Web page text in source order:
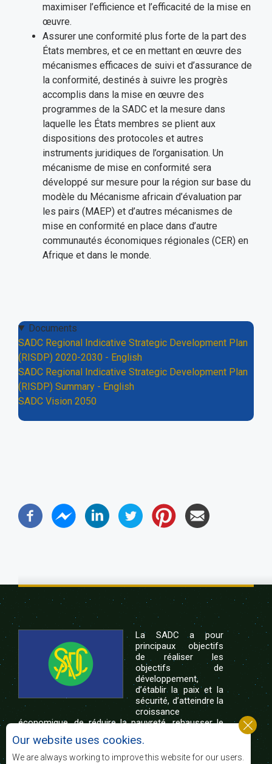
maximiser l’efficience et l’efficacité de la mise en
œuvre.
Assurer une conformité plus forte de la part des
États membres, et ce en mettant en œuvre des
mécanismes efficaces de suivi et d’assurance de
la conformité, destinés à suivre les progrès
accomplis dans la mise en œuvre des
programmes de la SADC et la mesure dans
laquelle les États membres se plient aux
dispositions des protocoles et autres
instruments juridiques de l’organisation. Un
mécanisme de mise en conformité sera
développé sur mesure pour la région sur base du
modèle du Mécanisme africain d’évaluation par
les pairs (MAEP) et d’autres mécanismes de
mise en conformité en place dans d’autre
communautés économiques régionales (CER) en
Afrique et dans le monde.
Documents
SADC Regional Indicative Strategic Development Plan
(RISDP) 2020-2030 - English
SADC Regional Indicative Strategic Development Plan
(RISDP) Summary - English
SADC Vision 2050
La SADC a pour
principaux objectifs
de réaliser les
objectifs de
développement,
d’établir la paix et la
sécurité, d’atteindre la
croissance
économique, de réduire la pauvreté, rehausser le
niveau et la qualité de vie du peuple de l’Afrique
australe et d’appuyer les défavorisés sociaux par le
biais de l’intégration régionale, de principes
Our website uses cookies.
We are always working to improve this website for our users.